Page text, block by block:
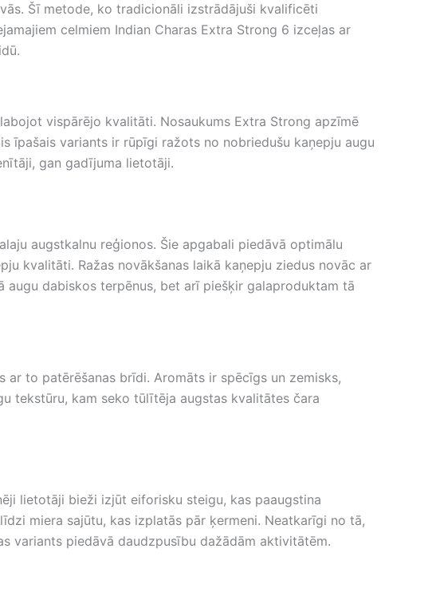
Šī metode, ko tradicionāli izstrādājuši kvalificēti
celmiem Indian Charas Extra Strong 6 izceļas ar
vispārējo kvalitāti. Nosaukums Extra Strong apzīmē
īpašais variants ir rūpīgi ražots no nobriedušu kaņepju augu
gan gadījuma lietotāji.
augstkalnu reģionos. Šie apgabali piedāvā optimālu
kvalitāti. Ražas novākšanas laikā kaņepju ziedus novāc ar
augu dabiskos terpēnus, bet arī piešķir galaproduktam tā
to patērēšanas brīdi. Aromāts ir spēcīgs un zemisks,
tekstūru, kam seko tūlītēja augstas kvalitātes čara
lietotāji bieži izjūt eiforisku steigu, kas paaugstina
miera sajūtu, kas izplatās pār ķermeni. Neatkarīgi no tā,
variants piedāvā daudzpusību dažādām aktivitātēm.